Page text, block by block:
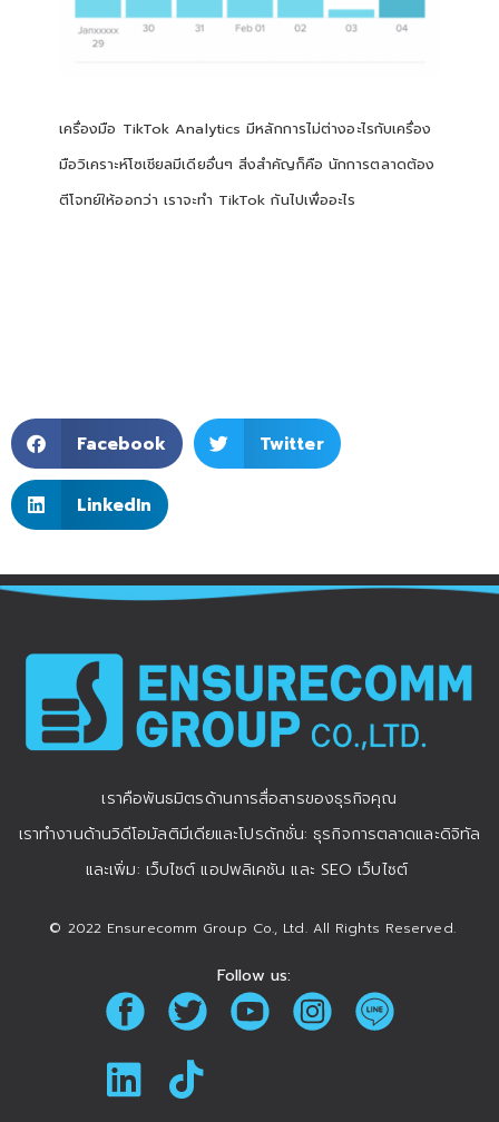
เครื่องมือ TikTok Analytics มีหลักการไม่ต่างอะไรกับเครื่อง
มือวิเคราะห์โซเชียลมีเดียอื่นๆ สิ่งสำคัญก็คือ นักการตลาดต้อง
ตีโจทย์ให้ออกว่า เราจะทำ TikTok กันไปเพื่ออะไร
Facebook Twitter
LinkedIn
เราคือพันธมิตรด้านการสื่อสารของธุรกิจคุณ
เราทำงานด้านวิดีโอมัลติมีเดียและโปรดักชั่น: ธุรกิจการตลาดและดิจิทัล
และเพิ่ม: เว็บไซต์ แอปพลิเคชัน และ SEO เว็บไซต์
© 2022 Ensurecomm Group Co., Ltd. All Rights Reserved.
Follow us: